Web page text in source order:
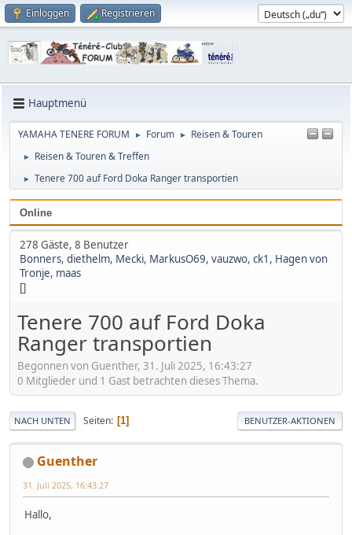
Einloggen Registrieren
Hauptmenü
YAMAHA TENERE FORUM ► Forum ► Reisen & Touren
► Reisen & Touren & Treffen
► Tenere 700 auf Ford Doka Ranger transportien
Online
278 Gäste, 8 Benutzer
Bonners, diethelm, Mecki, MarkusO69, vauzwo, ck1 , Hagen von
Tronje, maas
[]
Tenere 700 auf Ford Doka
Ranger transportien
Begonnen von Guenther, 31. Juli 2025, 16:43:27
0 Mitglieder und 1 Gast betrachten dieses Thema.
NACH UNTEN Seiten 1 BENUTZER-AKTIONEN
Guenther
31. Juli 2025, 16:43:27
Hallo,